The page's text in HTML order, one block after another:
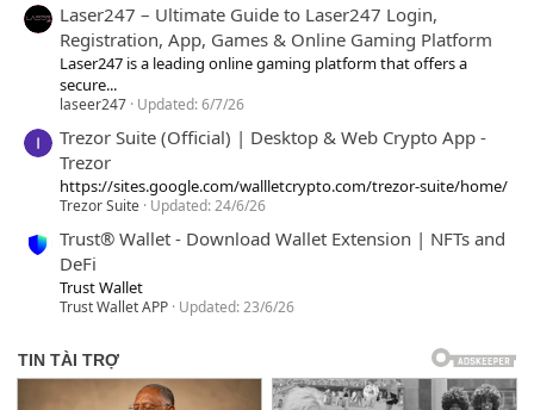
Laser247 – Ultimate Guide to Laser247 Login,
Registration, App, Games & Online Gaming Platform
Laser247 is a leading online gaming platform that offers a
secure...
laseer247 Updated:6/7/26
Trezor Suite (Official) | Desktop & Web Crypto App -
Trezor
https://sites.google.com/wallletcrypto.com/trezor-suite/home/
Trezor Suite Updated:24/6/26
Trust® Wallet - Download Wallet Extension | NFTs and
DeFi
Trust Wallet
Trust Wallet APP Updated:23/6/26